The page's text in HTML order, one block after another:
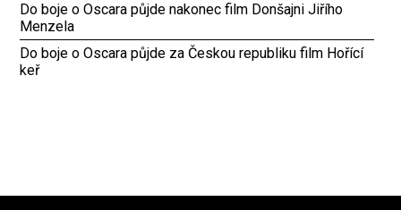
Do boje o Oscara půjde nakonec film Donšajni Jiřího
Menzela
Do boje o Oscara půjde za Českou republiku film Hořící
keř